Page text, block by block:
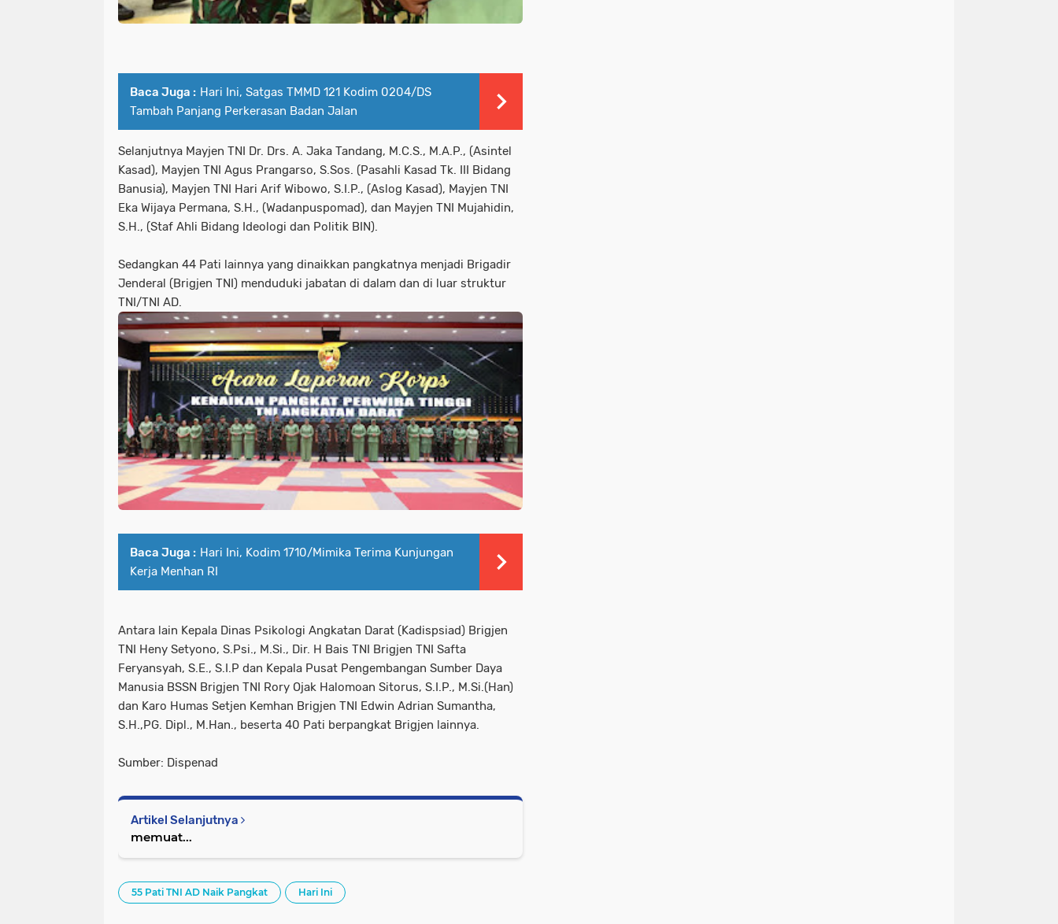
Baca Juga : Hari Ini, Satgas TMMD 121 Kodim 0204/DS
Tambah Panjang Perkerasan Badan Jalan
Selanjutnya Mayjen TNI Dr. Drs. A. Jaka Tandang, M.C.S., M.A.P., (Asintel
Kasad), Mayjen TNI Agus Prangarso, S.Sos. (Pasahli Kasad Tk. III Bidang
Banusia), Mayjen TNI Hari Arif Wibowo, S.I.P., (Aslog Kasad), Mayjen TNI
Eka Wijaya Permana, S.H., (Wadanpuspomad), dan Mayjen TNI Mujahidin,
S.H., (Staf Ahli Bidang Ideologi dan Politik BIN).
Sedangkan 44 Pati lainnya yang dinaikkan pangkatnya menjadi Brigadir
Jenderal (Brigjen TNI) menduduki jabatan di dalam dan di luar struktur
TNI/TNI AD.
Baca Juga : Hari Ini, Kodim 1710/Mimika Terima Kunjungan
Kerja Menhan RI
Antara lain Kepala Dinas Psikologi Angkatan Darat (Kadispsiad) Brigjen
TNI Heny Setyono, S.Psi., M.Si., Dir. H Bais TNI Brigjen TNI Safta
Feryansyah, S.E., S.I.P dan Kepala Pusat Pengembangan Sumber Daya
Manusia BSSN Brigjen TNI Rory Ojak Halomoan Sitorus, S.I.P., M.Si.(Han)
dan Karo Humas Setjen Kemhan Brigjen TNI Edwin Adrian Sumantha,
S.H.,PG. Dipl., M.Han., beserta 40 Pati berpangkat Brigjen lainnya.
Sumber: Dispenad
Artikel Selanjutnya
memuat...
55 Pati TNI AD Naik Pangkat Hari Ini